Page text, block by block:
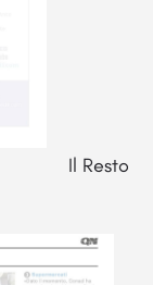
Il Resto